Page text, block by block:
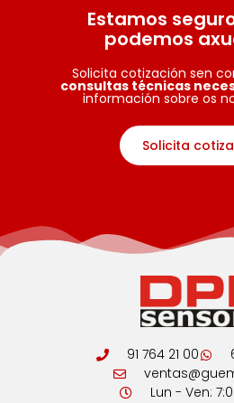
Estamos
podemos
Solicita cotización sen
consultas técnicas
información sobre os
Solicita
91 764 21 00
Lun - Ven: